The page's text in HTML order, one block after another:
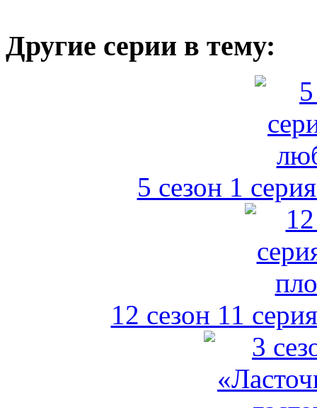
Другие серии в тему:
5 сезон 1
12 сезон 11